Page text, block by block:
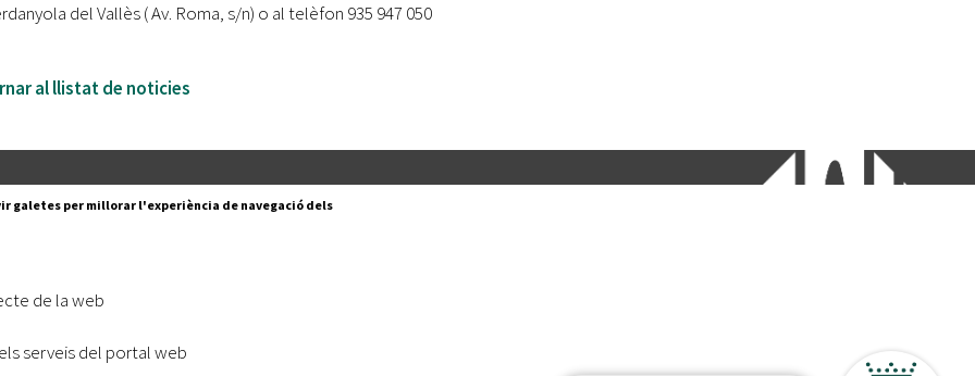
del Vallès ( Av. Roma, s/n) o al telèfon 935 947 050
al llistat de noticies
Layret, s/n
Segueix-nos a:
galetes per millorar l'experiència de navegació dels
de la web
serveis del portal web